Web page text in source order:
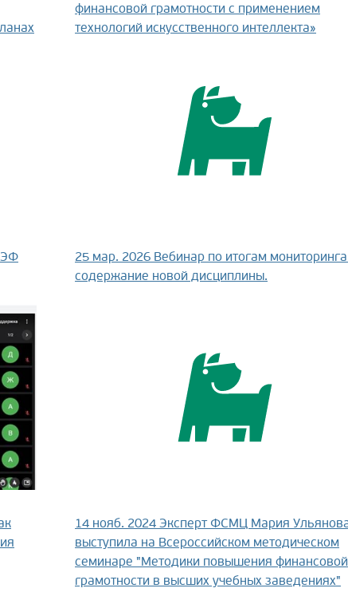
финансовой грамотности с применением
технологий искусственного интеллекта»
ЭФ
25 мар. 2026 Вебинар по итогам
содержание новой дисциплины.
14 нояб. 2024 Эксперт ФСМЦ Мария
выступила на Всероссийском методическом
семинаре "Методики повышения финансовой
грамотности в высших учебных заведениях"